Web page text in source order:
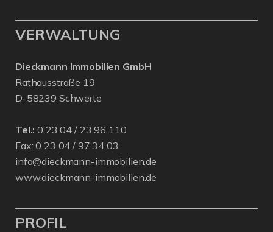
VERWALTUNG
Dieckmann Immobilien GmbH
Rathausstraße 19
D-58239 Schwerte
Tel.: 0 23 04 / 23 96 110
Fax: 0 23 04 / 97 34 03
info@dieckmann-immobilien.de
www.dieckmann-immobilien.de
PROFIL